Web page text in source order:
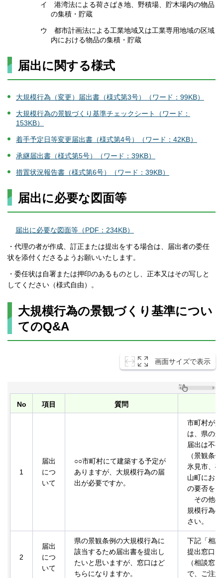
イ 港湾法による荷さばき地、野積場、貯木場内の物品
の集積・貯蔵
ウ 都市計画法による工業地域又は工業専用地域の区域
内における物品の集積・貯蔵
届出に関する様式
大規模行為（変更）届出書（様式第3号）（ワード：99KB）
大規模行為の景観づくり基準チェックシート（ワード：
153KB）
着手予定日等変更届出書（様式第4号）（ワード：42KB）
承継届出書（様式第5号）（ワード：39KB）
措置状況報告書（様式第6号）（ワード：39KB）
届出に必要な図面等
届出に必要な図面等（PDF：234KB）
・代理の者が作成、訂正または提出をする場合は、届出者の委任
状を添付くださるようお願いいたします。
・委任状は自署または押印のあるものとし、正本又はその写しと
してください（様式自由）。
大規模行為の景観づくり基準につい
てのQ&A
画面サイズで表示
No 項目 質問
1
届出
につ
いて
○○市町村にて建築する予定が
ありますが、大規模行為の届
出が必要ですか。
市町村が
は、県の
届出は不
（景観条
氷見市、
山町にお
の要否を
その他の
規模行為
さい。
2
届出
につ
いて
県の景観条例の大規模行為に
該当するため届出書を提出し
たいと思いますが、窓口はど
ちらになりますか。
下記「相
提出窓口
（相談窓
で、ご注